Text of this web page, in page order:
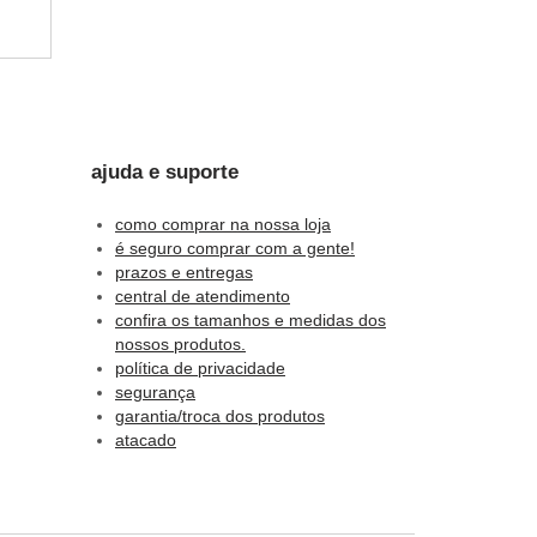
ajuda e suporte
como comprar na nossa loja
é seguro comprar com a gente!
prazos e entregas
central de atendimento
confira os tamanhos e medidas dos
nossos produtos.
política de privacidade
segurança
garantia/troca dos produtos
atacado